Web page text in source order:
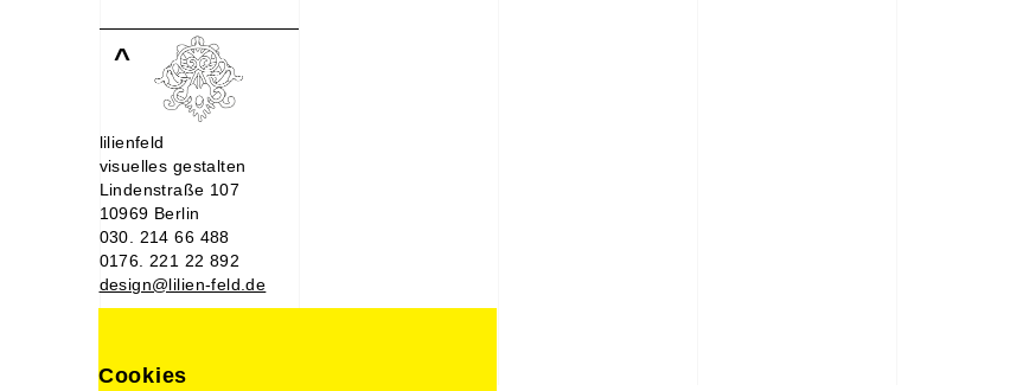
^
lilienfeld
visuelles gestalten
Lindenstraße 107
10969 Berlin
030. 214 66 488
0176. 221 22 892
design@lilien-feld.de
Cookies